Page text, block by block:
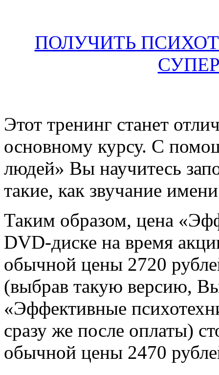
ПОЛУЧИТЬ
Этот тренинг станет
основному курсу. С
людей» Вы научитесь
такие, как звучание
Таким образом, цена
DVD-диске на время
обычной цены 2720
(выбрав такую версию,
«Эффективные
сразу же после оплаты)
обычной цены 2470